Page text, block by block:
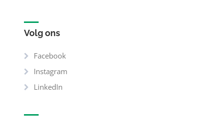
Volg ons
Facebook
Instagram
LinkedIn